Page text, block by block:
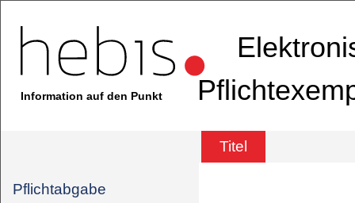
Information auf den Punkt
Titel
Pflichtabgabe